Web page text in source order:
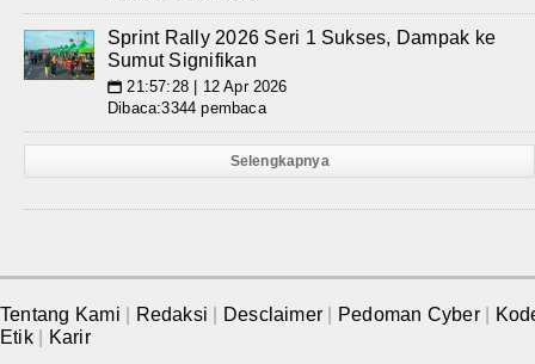
Sprint Rally 2026 Seri 1 Sukses, Dampak ke
Sumut Signifikan
📅 21:57:28 | 12 Apr 2026
Dibaca:3344 pembaca
Selengkapnya
Tentang Kami Redaksi Desclaimer Pedoman Cyber
Etik
Karir